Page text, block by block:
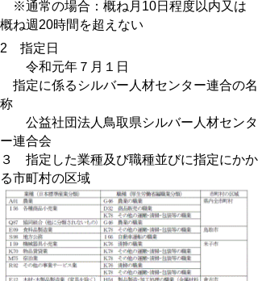
※通常の場合：概ね月10日程度以内又は
概ね週20時間を超えない
2 指定日
令和元年７月１日
指定に係るシルバー人材センター連合の名
称
公益社団法人鳥取県シルバー人材センタ
ー連合会
３ 指定した業種及び職種並びに指定にかか
る市町村の区域